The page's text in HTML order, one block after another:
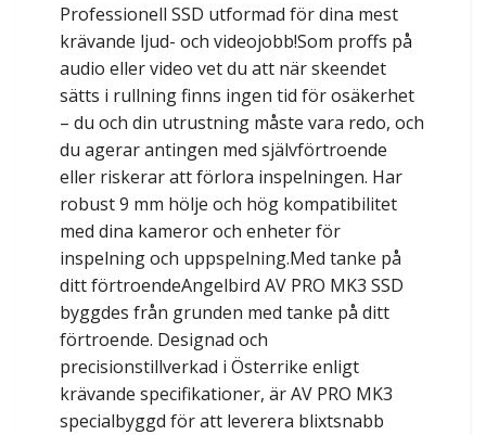
Professionell SSD utformad för dina mest
krävande ljud- och videojobb!Som proffs på
audio eller video vet du att när skeendet
sätts i rullning finns ingen tid för osäkerhet
– du och din utrustning måste vara redo, och
du agerar antingen med självförtroende
eller riskerar att förlora inspelningen. Har
robust 9 mm hölje och hög kompatibilitet
med dina kameror och enheter för
inspelning och uppspelning.Med tanke på
ditt förtroendeAngelbird AV PRO MK3 SSD
byggdes från grunden med tanke på ditt
förtroende. Designad och
precisionstillverkad i Österrike enligt
krävande specifikationer, är AV PRO MK3
specialbyggd för att leverera blixtsnabb